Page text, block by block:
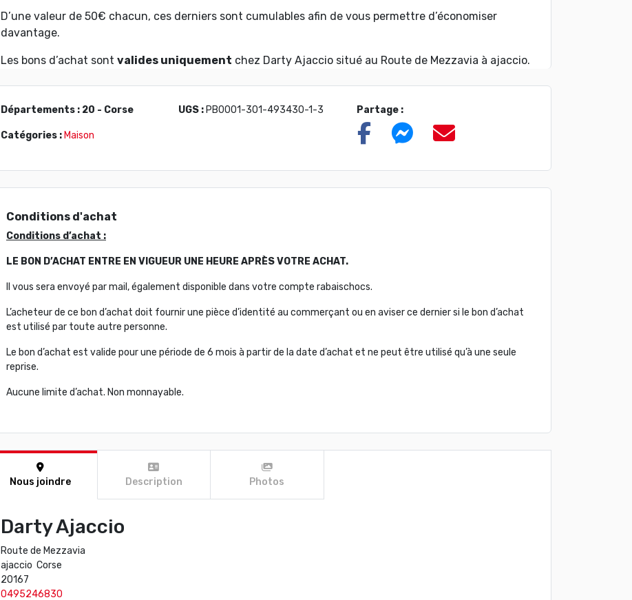
D’une valeur de 50€ chacun, ces derniers sont cumulables afin de vous permettre d’économiser
davantage.
Les bons d’achat sont valides uniquement chez Darty Ajaccio situé au Route de Mezzavia à ajaccio.
Départements : 20 - Corse
Catégories : Maison
UGS : PB0001-301-493430-1-3 Partage :
Conditions d'achat
Conditions d’achat :
LE BON D’ACHAT ENTRE EN VIGUEUR UNE HEURE APRÈS VOTRE ACHAT.
Il vous sera envoyé par mail, également disponible dans votre compte rabaischocs.
L’acheteur de ce bon d’achat doit fournir une pièce d’identité au commerçant ou en aviser ce dernier si le bon d’achat
est utilisé par toute autre personne.
Le bon d’achat est valide pour une période de 6 mois à partir de la date d’achat et ne peut être utilisé qu’à une seule
reprise.
Aucune limite d’achat. Non monnayable.
Nous joindre Description Photos
Darty Ajaccio
Route de Mezzavia
ajaccio Corse
20167
0495246830